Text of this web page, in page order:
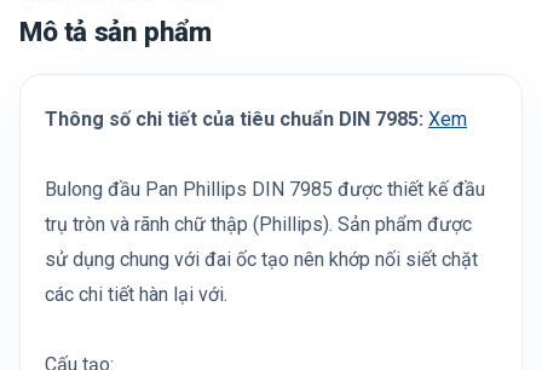
Mô tả sản phẩm
Thông số chi tiết của tiêu chuẩn DIN 7985: Xem
Bulong đầu Pan Phillips DIN 7985 được thiết kế đầu
trụ tròn và rãnh chữ thập (Phillips). Sản phẩm được
sử dụng chung với đai ốc tạo nên khớp nối siết chặt
các chi tiết hàn lại với.
Cấu tạo: